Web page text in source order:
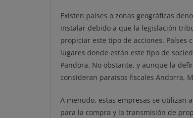
Existen países o zonas geográficas
instalar debido a que la legislación
propiciar este tipo de acciones. Países
lugares donde están este tipo de
Pandora. No obstante, y aunque la
consideran paraísos fiscales Andorra,
A menudo, estas empresas se utilizan
para la compra y la transmisión de